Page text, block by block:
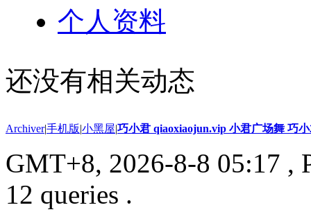
个人资料
还没有相关动态
Archiver|手机版|小黑屋|巧小君 qiaoxiaojun.vip 小君广场舞 巧
GMT+8, 2026-8-8 05:17 ,
12 queries .